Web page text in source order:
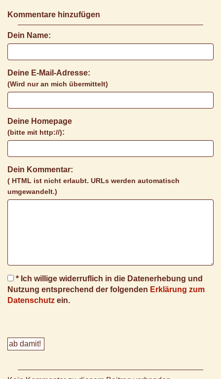
Kommentare hinzufügen
Dein Name:
Deine E-Mail-Adresse:
(Wird nur an mich übermittelt)
Deine Homepage
(bitte mit http://):
Dein Kommentar:
( HTML ist nicht erlaubt. URLs werden automatisch
umgewandelt.)
* Ich willige widerruflich in die Datenerhebung und
Nutzung entsprechend der folgenden Erklärung zum
Datenschutz ein.